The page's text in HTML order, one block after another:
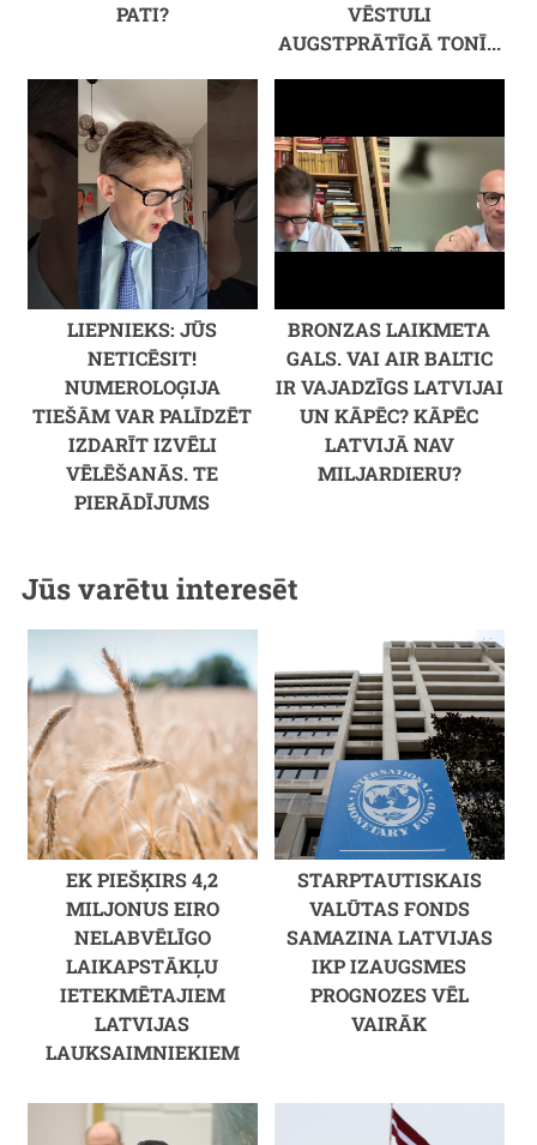
PATI?
VĒSTULI
AUGSTPRĀTĪGĀ TONĪ...
LIEPNIEKS: JŪS
NETICĒSIT!
NUMEROLOĢIJA
TIEŠĀM VAR PALĪDZĒT
IZDARĪT IZVĒLI
VĒLĒŠANĀS. TE
PIERĀDĪJUMS
BRONZAS LAIKMETA
GALS. VAI AIR BALTIC
IR VAJADZĪGS LATVIJAI
UN KĀPĒC? KĀPĒC
LATVIJĀ NAV
MILJARDIERU?
Jūs varētu interesēt
EK PIEŠĶIRS 4,2
MILJONUS EIRO
NELABVĒLĪGO
LAIKAPSTĀKĻU
IETEKMĒTAJIEM
LATVIJAS
LAUKSAIMNIEKIEM
STARPTAUTISKAIS
VALŪTAS FONDS
SAMAZINA LATVIJAS
IKP IZAUGSMES
PROGNOZES VĒL
VAIRĀK